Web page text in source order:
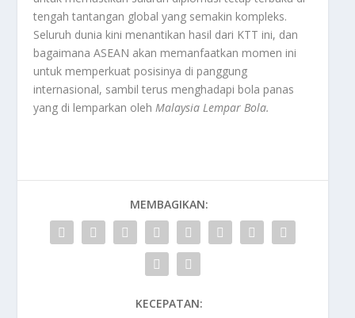
tengah tantangan global yang semakin kompleks.
Seluruh dunia kini menantikan hasil dari KTT ini, dan
bagaimana ASEAN akan memanfaatkan momen ini
untuk memperkuat posisinya di panggung
internasional, sambil terus menghadapi bola panas
yang di lemparkan olehMalaysia Lempar Bola.
MEMBAGIKAN:
KECEPATAN: